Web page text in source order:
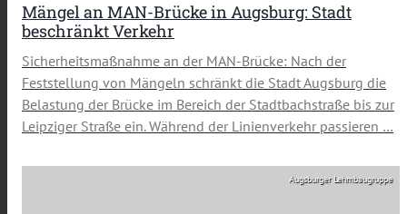
Mängel an MAN-Brücke in Augsburg: Stadt
beschränkt Verkehr
Sicherheitsmaßnahme an der MAN-Brücke: Nach der
Feststellung von Mängeln schränkt die Stadt Augsburg die
Belastung der Brücke im Bereich der Stadtbachstraße bis zur
Leipziger Straße ein. Während der Linienverkehr passieren …
Augsburger Lehmbaugruppe